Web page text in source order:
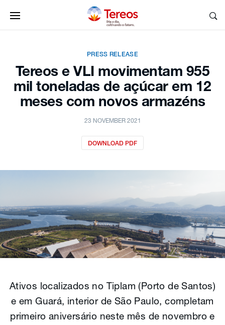
PRESS RELEASE
Tereos e VLI movimentam 955
mil toneladas de açúcar em 12
meses com novos armazéns
23 NOVEMBER 2021
DOWNLOAD PDF
Ativos localizados no Tiplam (Porto de Santos)
e em Guará, interior de São Paulo, completam
primeiro aniversário neste mês de novembro e